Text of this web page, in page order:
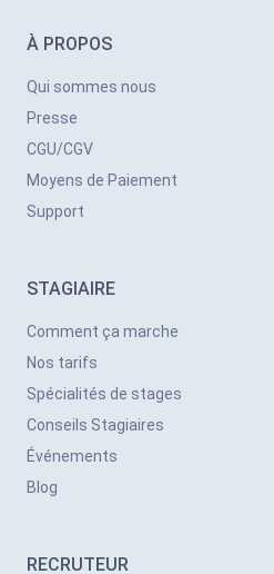
À PROPOS
Qui sommes nous
Presse
CGU/CGV
Moyens de Paiement
Support
STAGIAIRE
Comment ça marche
Nos tarifs
Spécialités de stages
Conseils Stagiaires
Événements
Blog
RECRUTEUR